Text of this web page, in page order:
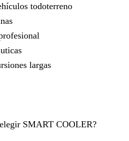
todoterreno
largas
SMART COOLER?